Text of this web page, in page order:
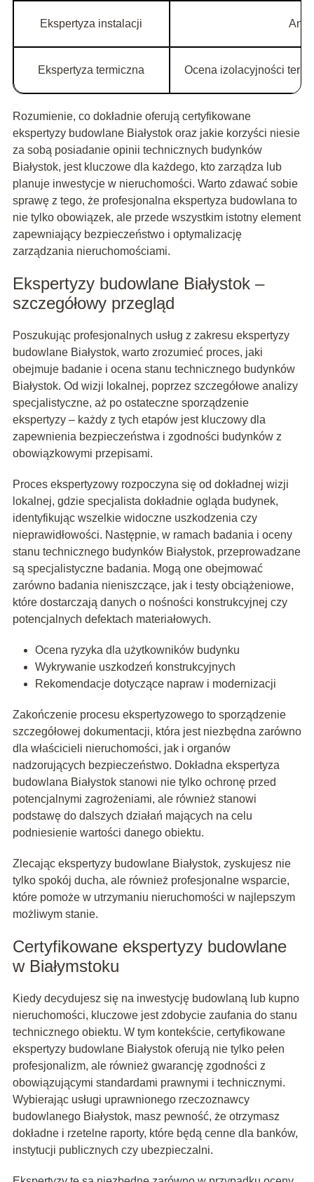
Ekspertyza instalacji
Ekspertyza termiczna Ocena izolacyjności
Rozumienie, co dokładnie oferują certyfikowane
ekspertyzy budowlane Białystok oraz jakie korzyści niesie
za sobą posiadanie opinii technicznych budynków
Białystok, jest kluczowe dla każdego, kto zarządza lub
planuje inwestycje w nieruchomości. Warto zdawać sobie
sprawę z tego, że profesjonalna ekspertyza budowlana to
nie tylko obowiązek, ale przede wszystkim istotny element
zapewniający bezpieczeństwo i optymalizację
zarządzania nieruchomościami.
Ekspertyzy budowlane Białystok –
szczegółowy przegląd
Poszukując profesjonalnych usług z zakresu ekspertyzy
budowlane Białystok, warto zrozumieć proces, jaki
obejmuje badanie i ocena stanu technicznego budynków
Białystok. Od wizji lokalnej, poprzez szczegółowe analizy
specjalistyczne, aż po ostateczne sporządzenie
ekspertyzy – każdy z tych etapów jest kluczowy dla
zapewnienia bezpieczeństwa i zgodności budynków z
obowiązkowymi przepisami.
Proces ekspertyzowy rozpoczyna się od dokładnej wizji
lokalnej, gdzie specjalista dokładnie ogląda budynek,
identyfikując wszelkie widoczne uszkodzenia czy
nieprawidłowości. Następnie, w ramach badania i oceny
stanu technicznego budynków Białystok, przeprowadzane
są specjalistyczne badania. Mogą one obejmować
zarówno badania nieniszczące, jak i testy obciążeniowe,
które dostarczają danych o nośności konstrukcyjnej czy
potencjalnych defektach materiałowych.
Ocena ryzyka dla użytkowników budynku
Wykrywanie uszkodzeń konstrukcyjnych
Rekomendacje dotyczące napraw i modernizacji
Zakończenie procesu ekspertyzowego to sporządzenie
szczegółowej dokumentacji, która jest niezbędna zarówno
dla właścicieli nieruchomości, jak i organów
nadzorujących bezpieczeństwo. Dokładna ekspertyza
budowlana Białystok stanowi nie tylko ochronę przed
potencjalnymi zagrożeniami, ale również stanowi
podstawę do dalszych działań mających na celu
podniesienie wartości danego obiektu.
Zlecając ekspertyzy budowlane Białystok, zyskujesz nie
tylko spokój ducha, ale również profesjonalne wsparcie,
które pomoże w utrzymaniu nieruchomości w najlepszym
możliwym stanie.
Certyfikowane ekspertyzy budowlane
w Białymstoku
Kiedy decydujesz się na inwestycję budowlaną lub kupno
nieruchomości, kluczowe jest zdobycie zaufania do stanu
technicznego obiektu. W tym kontekście, certyfikowane
ekspertyzy budowlane Białystok oferują nie tylko pełen
profesjonalizm, ale również gwarancję zgodności z
obowiązującymi standardami prawnymi i technicznymi.
Wybierając usługi uprawnionego rzeczoznawcy
budowlanego Białystok, masz pewność, że otrzymasz
dokładne i rzetelne raporty, które będą cenne dla banków,
instytucji publicznych czy ubezpieczalni.